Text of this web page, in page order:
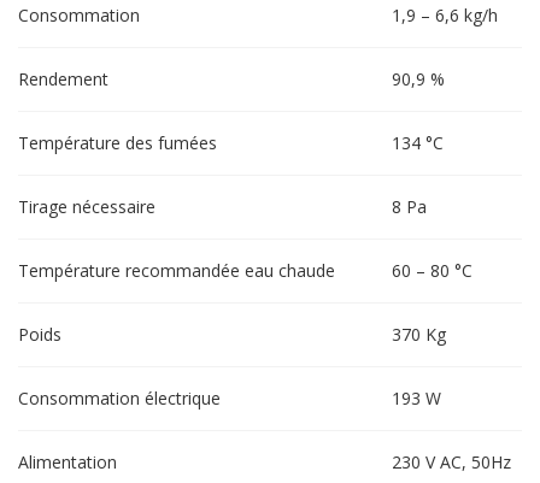
Consommation 1,9 – 6,6 kg/h
Rendement 90,9 %
Température des fumées 134 °C
Tirage nécessaire 8 Pa
Température recommandée eau chaude 60 – 80 °C
Poids 370 Kg
Consommation électrique 193 W
Alimentation 230 V AC, 50Hz